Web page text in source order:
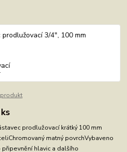
prodlužovací krátký 100 mm
matný povrchVybaveno
hlavic a dalšího